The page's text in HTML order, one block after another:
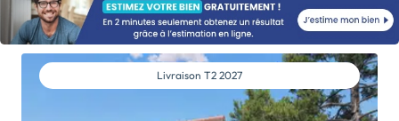
jardin.Prestations de qualité, matériaux durables et
isolation performante garantissent un confort
optimal. Avec le service de conception participative
Stradim, personnalisez votre intérieur […] Voir le
programme immobilier neuf >>
Livraison T2 2027